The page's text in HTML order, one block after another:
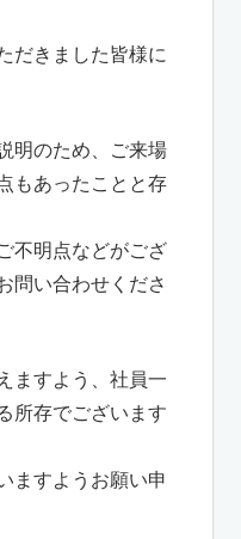
だきました皆様に
明のため、ご来場
もあったことと存
不明点などがござ
問い合わせくださ
ますよう、社員一
所存でございます
ますようお願い申